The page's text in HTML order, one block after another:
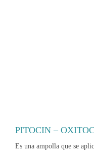
PITOCIN –
Es una ampolla que se